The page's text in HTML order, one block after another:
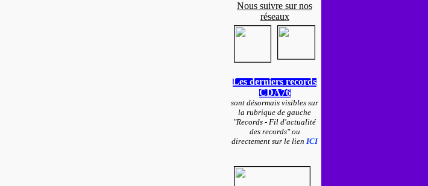
Nous suivre sur nos
réseaux
Les derniers records
CDA76
sont désormais visibles sur
la rubrique de gauche
"Records - Fil d'actualité
des records" ou
directement sur le lien ICI